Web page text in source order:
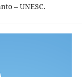
– UNESC.